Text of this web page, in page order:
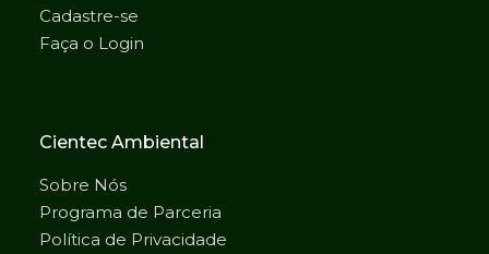
Cadastre-se
Faça o Login
Cientec Ambiental
Sobre Nós
Programa de Parceria
Política de Privacidade